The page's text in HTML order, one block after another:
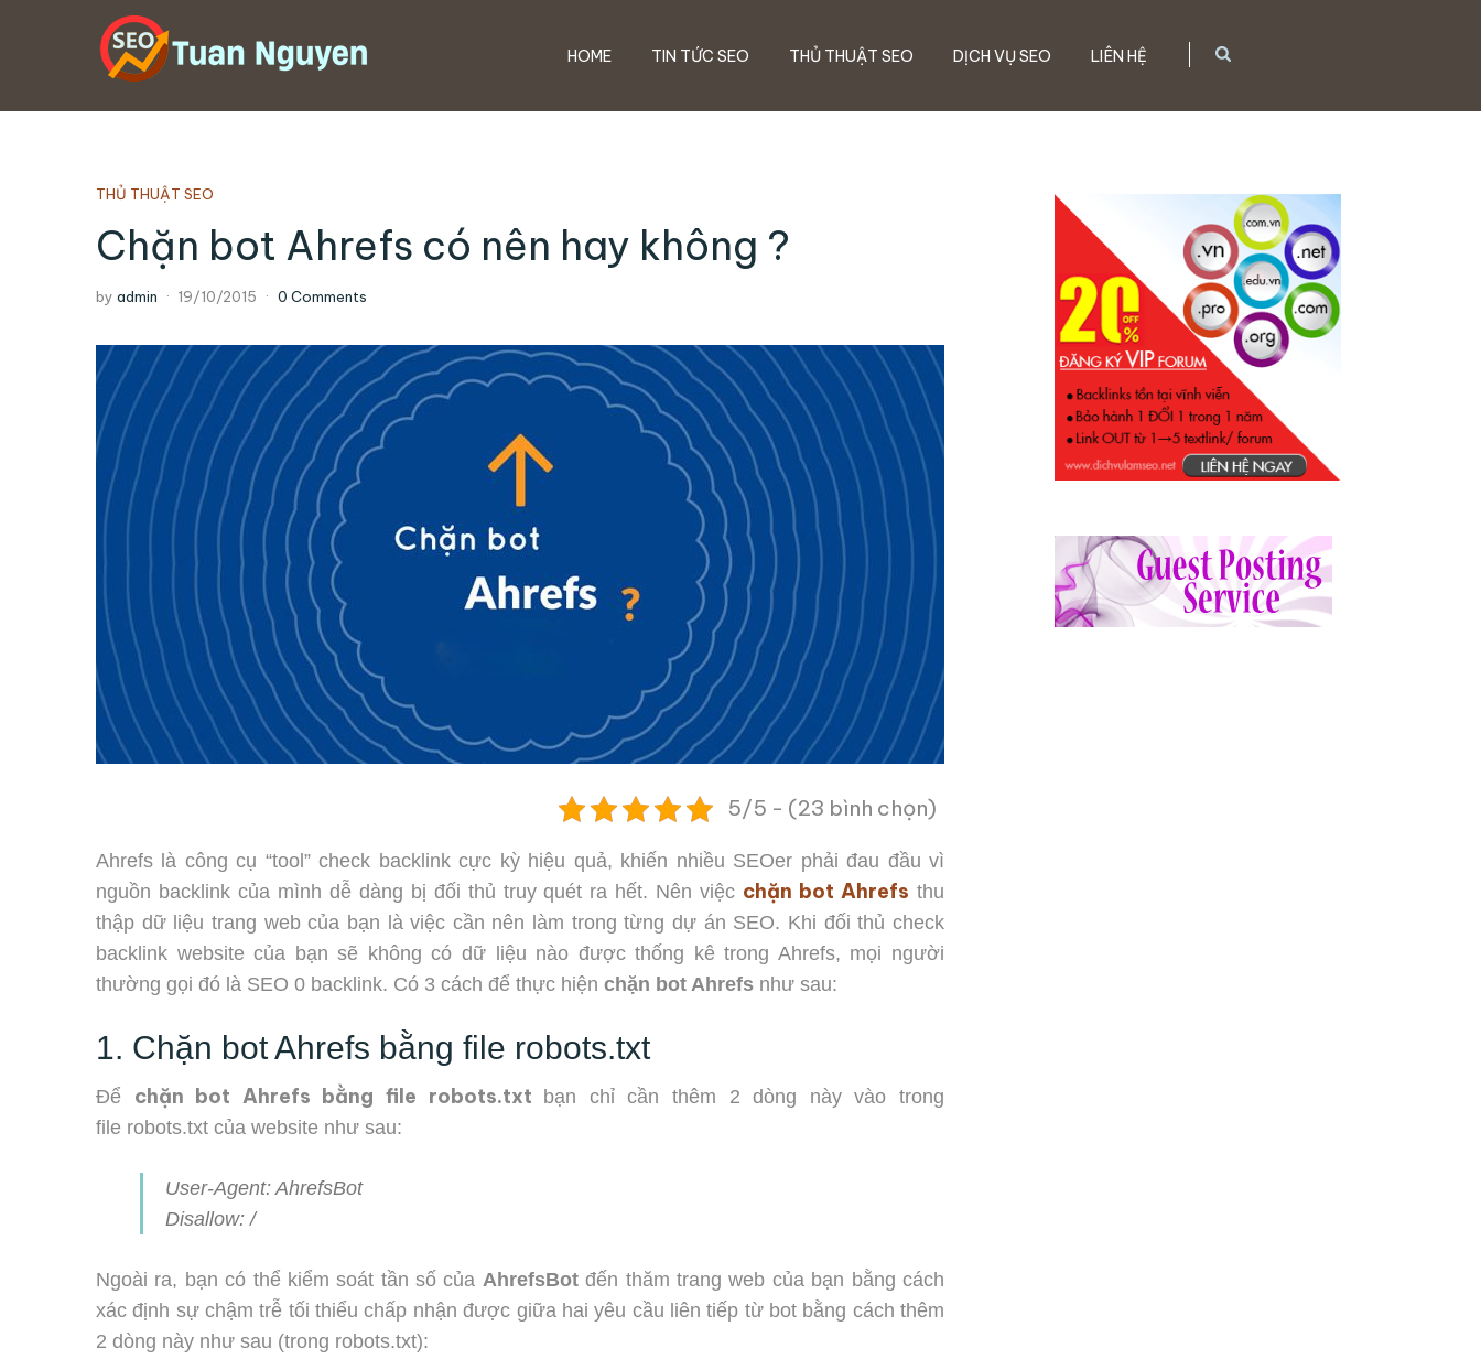
HOME TIN TỨC SEO THỦ THUẬT SEO DỊCH VỤ SEO LIÊN HỆ
THỦ THUẬT SEO
Chặn bot Ahrefs có nên hay không ?
by admin 19/10/2015 0 Comments
5/5 - (23 bình chọn)
Ahrefs là công cụ “tool” check backlink cực kỳ hiệu quả, khiến nhiều SEOer phải đau đầu vì
nguồn backlink của mình dễ dàng bị đối thủ truy quét ra hết. Nên việc chặn bot Ahrefs thu
thập dữ liệu trang web của bạn là việc cần nên làm trong từng dự án SEO. Khi đối thủ check
backlink website của bạn sẽ không có dữ liệu nào được thống kê trong Ahrefs, mọi người
thường gọi đó là SEO 0 backlink. Có 3 cách để thực hiện chặn bot Ahrefs như sau:
1. Chặn bot Ahrefs bằng file robots.txt
Để chặn bot Ahrefs bằng file robots.txt bạn chỉ cần thêm 2 dòng này vào trong
file robots.txt của website như sau:
User-Agent: AhrefsBot
Disallow: /
Ngoài ra, bạn có thể kiểm soát tần số của AhrefsBotđến thăm trang web của bạn bằng cách
xác định sự chậm trễ tối thiểu chấp nhận được giữa hai yêu cầu liên tiếp từ bot bằng cách thêm
2 dòng này như sau (trong robots.txt):